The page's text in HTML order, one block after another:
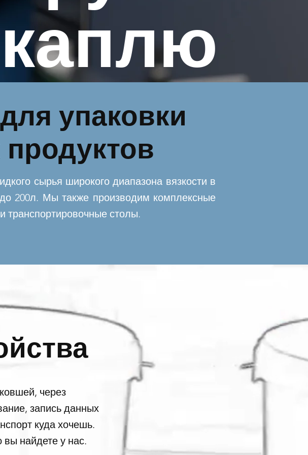
упаковки
продуктов
сырья широкого диапазона вязкости в
200л. Мы также производим комплексные
столы.
через
запись данных
куда хочешь.
вы найдете у нас.